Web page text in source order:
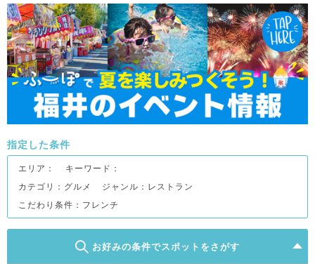
指定した条件
エリア：
キーワード：
カテゴリ：グルメ
ジャンル：レストラン
こだわり条件： フレンチ
お好みの条件でスポットをさがす